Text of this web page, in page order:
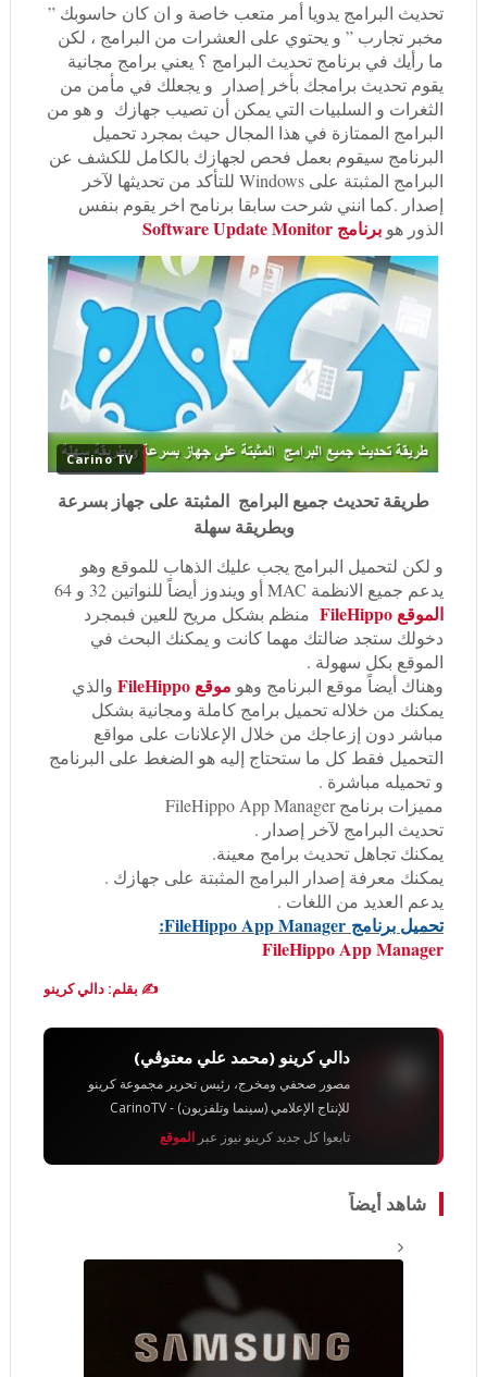
تحديث البرامج يدويا أمر متعب خاصة و ان كان حاسوبك ”
مخبر تجارب ” و يحتوي على العشرات من البرامج ، لكن
ما رأيك في برنامج تحديث البرامج ؟ يعني برامج مجانية
يقوم تحديث برامجك بأخر إصدار و يجعلك في مأمن من
الثغرات و السلبيات التي يمكن أن تصيب جهازك و هو من
البرامج الممتازة في هذا المجال حيث بمجرد تحميل
البرنامج سيقوم بعمل فحص لجهازك بالكامل للكشف عن
البرامج المثبتة على Windows للتأكد من تحديثها لآخر
إصدار .كما انني شرحت سابقا برنامح اخر يقوم بنفس
الذور هو برنامج Software Update Monitor
Carino TV
طريقة تحديث جميع البرامج المثبتة على جهاز بسرعة
وبطريقة سهلة
و لكن لتحميل البرامج يجب عليك الذهاب للموقع وهو
يدعم جميع الانظمة MAC أو ويندوز أيضاً للنواتين 32 و 64
الموقع FileHippo
منظم بشكل مريح للعين فبمجرد
دخولك ستجد ضالتك مهما كانت و يمكنك البحث في
الموقع بكل سهولة .
وهناك أيضاً موقع البرنامج وهو موقع FileHippo
والذي
يمكنك من خلاله تحميل برامج كاملة ومجانية بشكل
مباشر دون إزعاجك من خلال الإعلانات على مواقع
التحميل فقط كل ما ستحتاج إليه هو الضغط على البرنامج
و تحميله مباشرة .
مميزات برنامج FileHippo App Manager
تحديث البرامج لآخر إصدار .
يمكنك تجاهل تحديث برامج معينة.
يمكنك معرفة إصدار البرامج المثبتة على جهازك .
يدعم العديد من اللغات .
تحميل برنامج FileHippo App Manager:
FileHippo App Manager
✍️ بقلم: دالي كرينو
دالي كرينو (محمد علي معتوڨي)
مصور صحفي ومخرج، رئيس تحرير مجموعة كرينو
للإنتاج الإعلامي (سينما وتلفزيون) - CarinoTV
تابعوا كل جديد كرينو نيوز عبر الموقع
شاهد أيضاً